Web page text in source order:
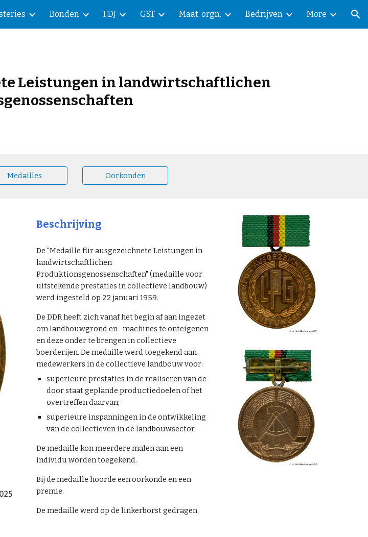
Skip to navigation
Bonden FDJ GST Maat. orgn. Bedrijven More
Leistungen in landwirtschaftlichen
Medailles Oorkonden
Beschrijving
De "Medaille für ausgezeichnete Leistungen in
landwirtschaftlichen
Produktionsgenossenschaften" (medaille voor
uitstekende prestaties in collectieve landbouw)
werd ingesteld op 22 januari 1959.
De DDR heeft zich vanaf het begin af aan ingezet
om landbouwgrond en -machines te onteigenen
en deze onder te brengen in collectieve
boerderijen. De medaille werd toegekend aan
medewerkers in de collectieve landbouw voor:
superieure prestaties in de realiseren van de
door staat geplande productiedoelen of het
overtreffen daarvan;
superieure inspanningen in de ontwikkeling
van de collectieven in de landbouwsector.
De medaille kon meerdere malen aan een
individu worden toegekend.
Bij de medaille hoorde een oorkonde en een
premie.
De medaille werd op de linkerborst gedragen.